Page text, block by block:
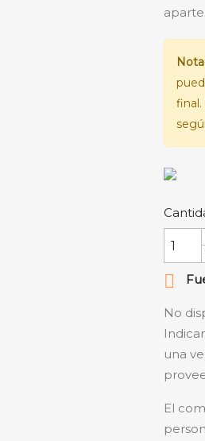
aparte.
final.

No
una
El